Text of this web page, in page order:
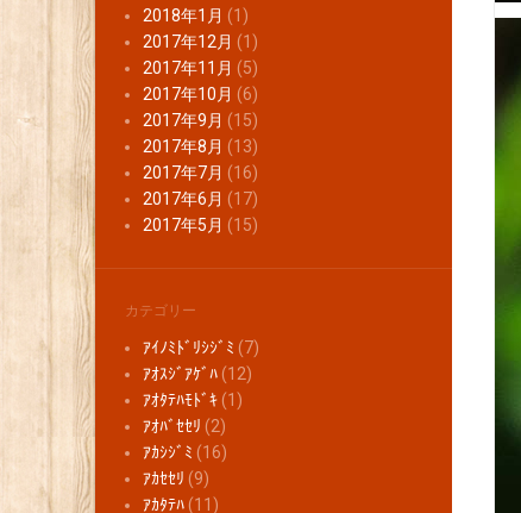
2018年1月 (1)
2017年12月 (1)
2017年11月 (5)
2017年10月 (6)
2017年9月 (15)
2017年8月 (13)
2017年7月 (16)
2017年6月 (17)
2017年5月 (15)
カテゴリー
ｱｲﾉﾐﾄﾞﾘｼｼﾞﾐ (7)
ｱｵｽｼﾞｱｹﾞﾊ(12)
ｱｵﾀﾃﾊﾓﾄﾞｷ(1)
ｱｵﾊﾞｾｾﾘ (2)
ｱｶｼｼﾞﾐ (16)
ｱｶｾｾﾘ (9)
ｱｶﾀﾃﾊ(11)